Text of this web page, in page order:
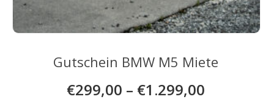
Gutschein BMW M5 Miete
€299,00 – €1.299,00